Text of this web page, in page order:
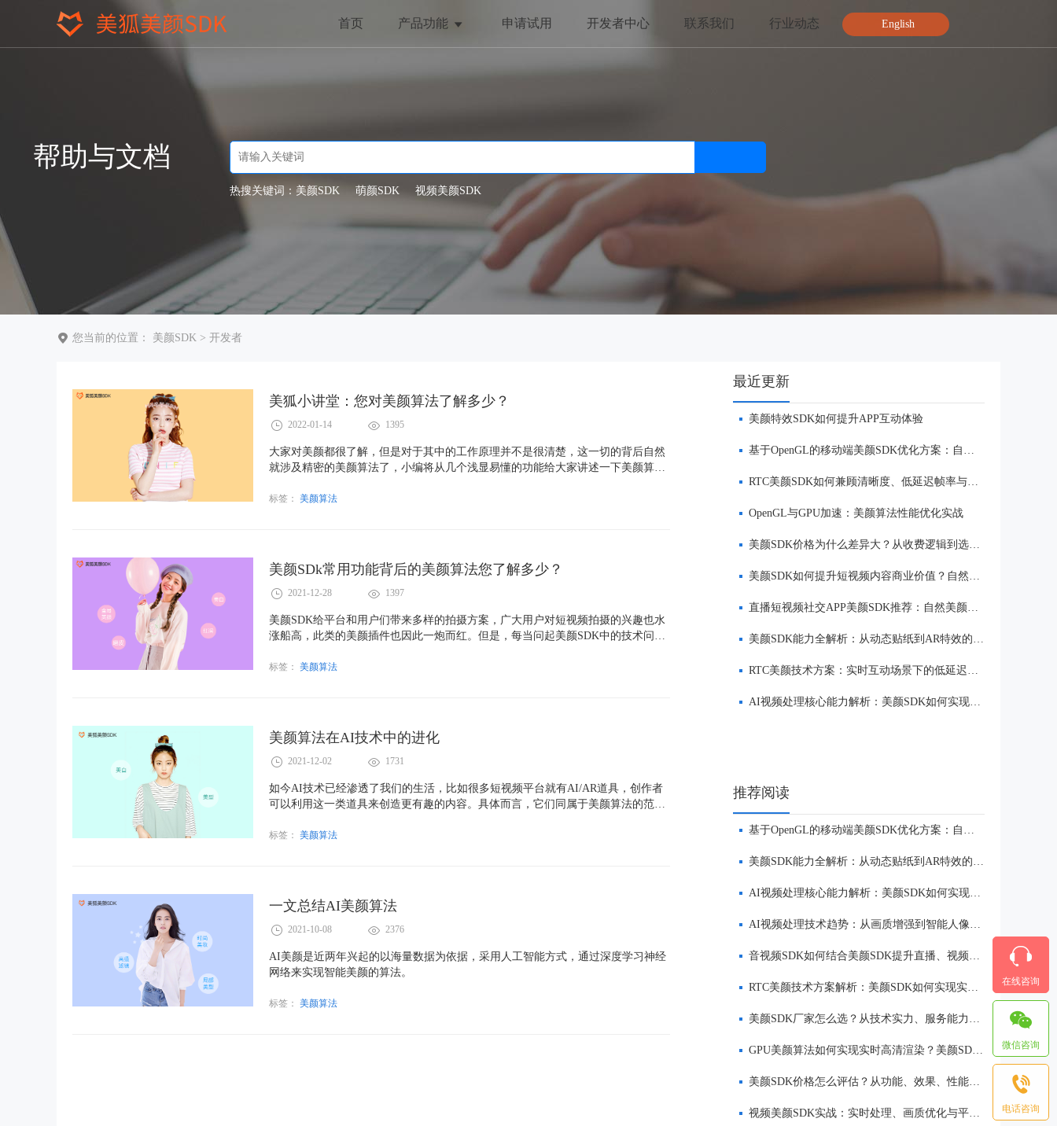
首页 产品功能
人脸美型
滤镜特效
哈哈镜
人脸关键点
AI人像分割
申请试用 开发者中心 联系我们 行业动态 English
帮助与文档
热搜关键词： 美颜SDK 萌颜SDK 视频美颜SDK
您当前的位置： 美颜SDK > 开发者
美狐小讲堂：您对美颜算法了解多少？
2022-01-14 1395
大家对美颜都很了解，但是对于其中的工作原理并不是很清楚，这一切的背后自然
就涉及精密的美颜算法了，小编将从几个浅显易懂的功能给大家讲述一下美颜算法
标签： 美颜算法
美颜SDk常用功能背后的美颜算法您了解多少？
2021-12-28 1397
美颜SDK给平台和用户们带来多样的拍摄方案，广大用户对短视频拍摄的兴趣也水
涨船高，此类的美颜插件也因此一炮而红。但是，每当问起美颜SDK中的技术问题
标签： 美颜算法
美颜算法在AI技术中的进化
2021-12-02 1731
如今AI技术已经渗透了我们的生活，比如很多短视频平台就有AI/AR道具，创作者
可以利用这一类道具来创造更有趣的内容。具体而言，它们同属于美颜算法的范
标签： 美颜算法
一文总结AI美颜算法
2021-10-08 2376
AI美颜是近两年兴起的以海量数据为依据，采用人工智能方式，通过深度学习神经
网络来实现智能美颜的算法。
标签： 美颜算法
最近更新
美颜特效SDK如何提升APP互动体验
基于OpenGL的移动端美颜SDK优化方案：自然美颜、低延迟与多端适配
RTC美颜SDK如何兼顾清晰度、低延迟帧率与自然美颜效果
OpenGL与GPU加速：美颜算法性能优化实战
美颜SDK价格为什么差异大？从收费逻辑到选型优势一次讲清
美颜SDK如何提升短视频内容商业价值？自然美颜、实时渲染与多端适配优势解析
直播短视频社交APP美颜SDK推荐：自然美颜、低延迟与多端适配对比
美颜SDK能力全解析：从动态贴纸到AR特效的实时渲染方案
RTC美颜技术方案：实时互动场景下的低延迟美颜
AI视频处理核心能力解析：美颜SDK如何实现美颜、实时渲染与多端适配
推荐阅读
基于OpenGL的移动端美颜SDK优化方案：自然美颜、低延迟与多端适配
美颜SDK能力全解析：从动态贴纸到AR特效的实时渲染方案
AI视频处理核心能力解析：美颜SDK如何实现美颜、实时渲染与多端适配
AI视频处理技术趋势：从画质增强到智能人像优化
音视频SDK如何结合美颜SDK提升直播、视频社交与互动体验
RTC美颜技术方案解析：美颜SDK如何实现实时互动场景下的低延迟美颜
美颜SDK厂家怎么选？从技术实力、服务能力到品牌口碑全面解析
GPU美颜算法如何实现实时高清渲染？美颜SDK核心技术解析
美颜SDK价格怎么评估？从功能、效果、性能到服务全面解析
视频美颜SDK实战：实时处理、画质优化与平台适配
在线咨询
微信咨询
电话咨询